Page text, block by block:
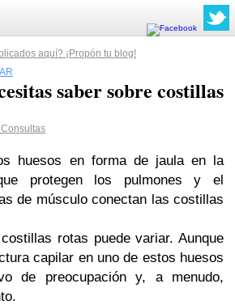
aquí? ¡Propón tu blog!
saber sobre costillas
huesos en forma de jaula en la
protegen los pulmones y el
de músculo conectan las costillas
rotas puede variar. Aunque
capilar en uno de estos huesos
de preocupación y, a menudo,